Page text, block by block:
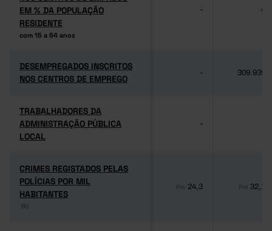
EM % DA POPULAÇÃO
RESIDENTE
com 15 a 64 anos
EM % DA POPULAÇÃO
RESIDENTE
com 15 a 64 anos
- 4
DESEMPREGADOS INSCRITOS
NOS CENTROS DE EMPREGO
DESEMPREGADOS INSCRITOS
NOS CENTROS DE EMPREGO
- 309.939
TRABALHADORES DA
ADMINISTRAÇÃO PÚBLICA
LOCAL
TRABALHADORES DA
ADMINISTRAÇÃO PÚBLICA
LOCAL
-
CRIMES REGISTADOS PELAS
POLÍCIAS POR MIL
HABITANTES
(6)
CRIMES REGISTADOS PELAS
POLÍCIAS POR MIL
HABITANTES
(6)
Pro 24,3 Pro 32,1